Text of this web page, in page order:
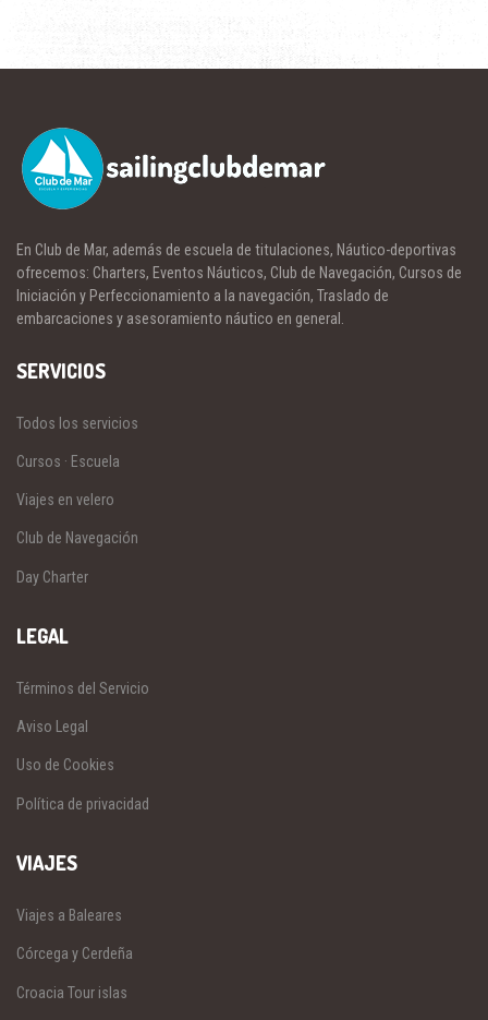
En Club de Mar, además de escuela de titulaciones, Náutico-deportivas
ofrecemos: Charters, Eventos Náuticos, Club de Navegación, Cursos de
Iniciación y Perfeccionamiento a la navegación, Traslado de
embarcaciones y asesoramiento náutico en general.
SERVICIOS
Todos los servicios
Cursos · Escuela
Viajes en velero
Club de Navegación
Day Charter
LEGAL
Términos del Servicio
Aviso Legal
Uso de Cookies
Política de privacidad
VIAJES
Viajes a Baleares
Córcega y Cerdeña
Croacia Tour islas